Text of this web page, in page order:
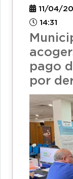
11/04/
14:31
pago
por